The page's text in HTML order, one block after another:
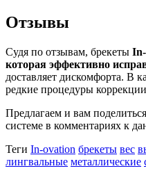
Отзывы
Судя по отзывам, брекеты
которая эффективно
доставляет дискомфорта. В
редкие процедуры
Предлагаем и вам
системе в комментариях к
Теги In-ovation брекеты вес
лингвальные металлические